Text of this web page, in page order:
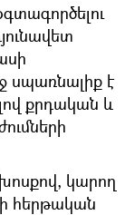
սպառնալիք է
քրդական և
կարող
հերթական